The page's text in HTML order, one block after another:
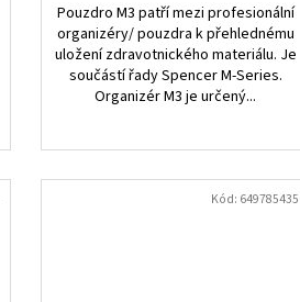
Pouzdro M3 patří mezi profesionální
organizéry/ pouzdra k přehlednému
uložení zdravotnického materiálu. Je
součástí řady Spencer M-Series.
Organizér M3 je určený...
Kód: 649785435